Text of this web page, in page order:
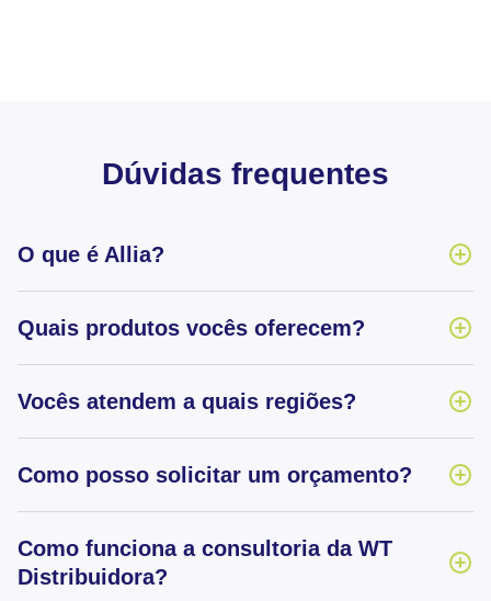
Dúvidas frequentes
O que é Allia?
Quais produtos vocês oferecem?
Vocês atendem a quais regiões?
Como posso solicitar um orçamento?
Como funciona a consultoria da WT
Distribuidora?